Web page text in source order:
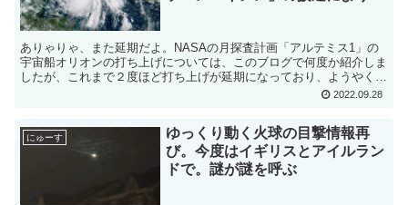
ありゃりゃ、また延期だよ。NASAの月探査計画「アルテミス1」の
宇宙船オリオンの打ち上げについては、このブログで何度か紹介しま
したが、これまで２度ほど打ち上げが延期になっており、ようやく打
ち上げ日が９月２８日に決まったと思いきや、またまた延...2022.09.28
にゅーす
ゆっくり動く火球の目撃情報再
び。今度はイギリスとアイルラン
ドで。謎が謎を呼ぶ